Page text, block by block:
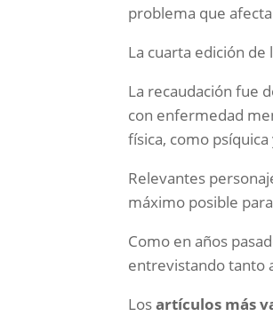
problema que
La cuarta edición de
La recaudación fue
con enfermedad
física, como
Relevantes
máximo posible
Como en años
entrevistando tanto
Losartículos más